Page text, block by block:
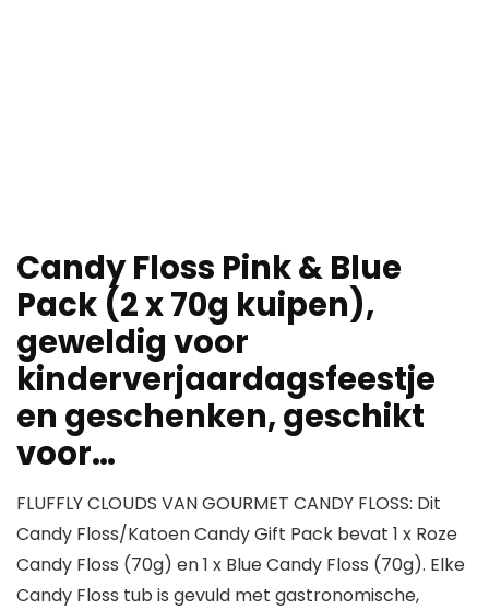
Candy Floss Pink & Blue
Pack (2 x 70g kuipen),
geweldig voor
kinderverjaardagsfeestje
en geschenken, geschikt
voor…
FLUFFLY CLOUDS VAN GOURMET CANDY FLOSS: Dit
Candy Floss/Katoen Candy Gift Pack bevat 1 x Roze
Candy Floss (70g) en 1 x Blue Candy Floss (70g). Elke
Candy Floss tub is gevuld met gastronomische,